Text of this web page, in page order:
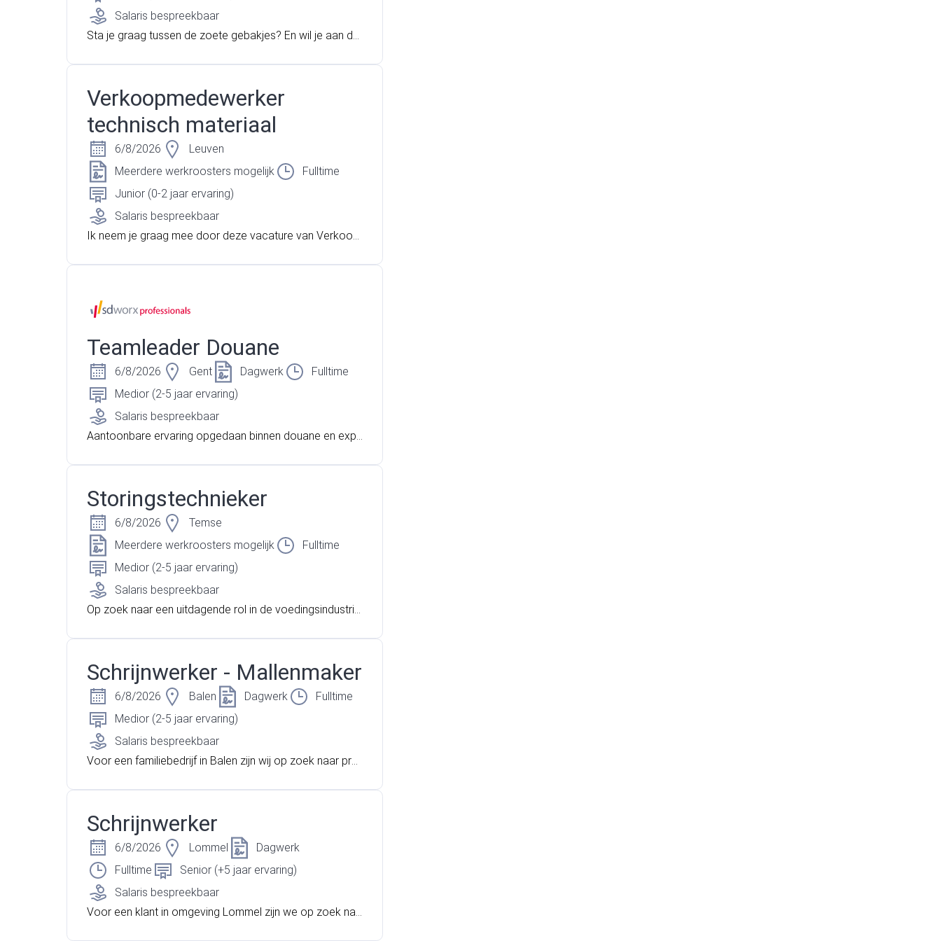
Salaris bespreekbaar
Sta je graag tussen de zoete gebakjes? En wil je aan de
orx Jobs aan het goede adres!
Verkoopmedewerker
technisch materiaal
6/8/2026
Leuven
Meerdere werkroosters mogelijk
Fulltime
Junior (0-2 jaar ervaring)
Salaris bespreekbaar
Ik neem je graag mee door deze vacature van Verkoop
ord te staan? En heb jij affiniteit met techniek? Of lijkt het
omplete verhuurproces? Dan is deze vacature waarschij
nlijk geschikt voor jou!
Teamleader Douane
6/8/2026 Gent Dagwerk
Fulltime
Medior (2-5 jaar ervaring)
Salaris bespreekbaar
Aantoonbare ervaring opgedaan binnen douane en expe
bloeiend bedrijf? Dan is de functie van Teamleader Dou
Storingstechnieker
6/8/2026
Temse
Meerdere werkroosters mogelijk
Fulltime
Medior (2-5 jaar ervaring)
Salaris bespreekbaar
Op zoek naar een uitdagende rol in de voedingsindustri
nieker voor onze productiemachines. Lees snel verder e
Schrijnwerker - Mallenmaker
6/8/2026 Balen Dagwerk
Fulltime
Medior (2-5 jaar ervaring)
Salaris bespreekbaar
Voor een familiebedrijf in Balen zijn wij op zoek naar pro
t informele en gezellige bedrijf zijn we dringend op zoek
che planlezer die graag met zijn handen werkt en deel wi
l uitmaken van het productieproces? Dan zoeken wij jou
dringend!
Schrijnwerker
6/8/2026 Lommel
Dagwerk
Fulltime
Senior (+5 jaar ervaring)
Salaris bespreekbaar
Voor een klant in omgeving Lommel zijn we op zoek naa